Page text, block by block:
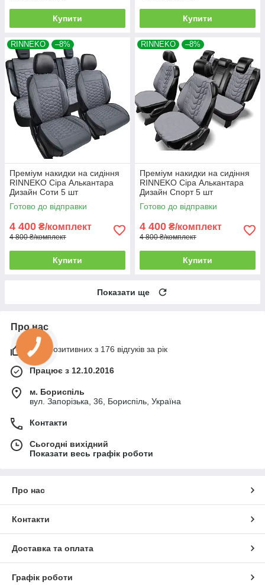
Купити Купити
RINNEKO –8%
Преміум накидки на сидіння
RINNEKO Cіра Алькантара
Дизайн Соти 5 шт
Готово до відправки
4 400 ₴/комплект
4 800 ₴/комплект
Купити
RINNEKO –8%
Преміум накидки на сидіння
RINNEKO Cіра Алькантара
Дизайн Спорт 5 шт
Готово до відправки
4 400 ₴/комплект
4 800 ₴/комплект
Купити
Показати ще
Про нас
98% позитивних з 176 відгуків за рік
Працює з 12.10.2016
м. Бориспіль
вул. Запорізька, 36, Бориспіль, Україна
Контакти
Сьогодні вихідний
Показати весь графік роботи
Про нас
Контакти
Доставка та оплата
Графік роботи